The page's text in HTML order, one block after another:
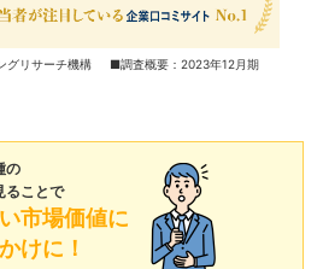
グリサーチ機構 ■調査概要：2023年12月期
の
ることで
市場価値に
けに！